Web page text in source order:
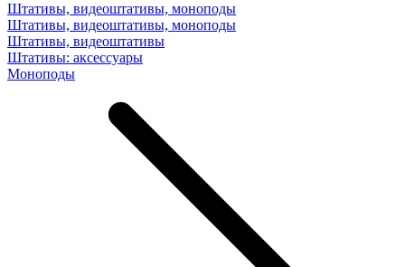
Штативы, видеоштативы, моноподы
Штативы, видеоштативы, моноподы
Штативы, видеоштативы
Штативы: аксессуары
Моноподы